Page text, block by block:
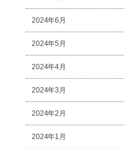
2024年6月
2024年5月
2024年4月
2024年3月
2024年2月
2024年1月